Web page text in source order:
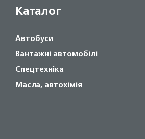
Каталог
Автобуси
Вантажні автомобілі
Спецтехніка
Масла, автохімія